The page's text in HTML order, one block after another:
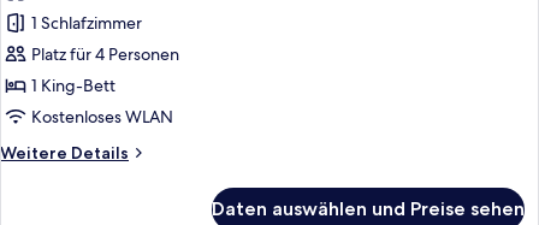
Premier-
Zimmer
(Club)
anzeigen
1 Schlafzimmer
Platz für 4 Personen
1 King-Bett
Kostenloses WLAN
Weitere Details
Weitere
Daten auswählen und Preise sehen